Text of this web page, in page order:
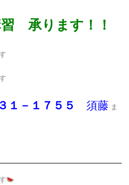
承ります！！
－１７５５ 須藤 ま